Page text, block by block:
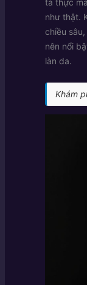
tả thực
như thật.
chiều
nên nổi
làn da.
Khám